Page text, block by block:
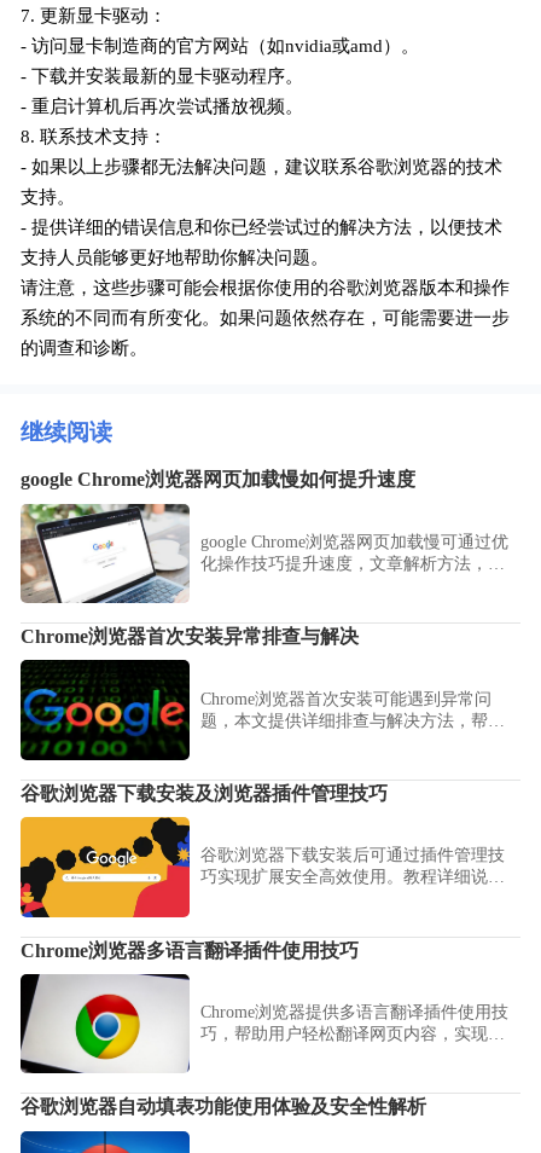
7. 更新显卡驱动：
- 访问显卡制造商的官方网站（如nvidia或amd）。
- 下载并安装最新的显卡驱动程序。
- 重启计算机后再次尝试播放视频。
8. 联系技术支持：
- 如果以上步骤都无法解决问题，建议联系谷歌浏览器的技术
支持。
- 提供详细的错误信息和你已经尝试过的解决方法，以便技术
支持人员能够更好地帮助你解决问题。
请注意，这些步骤可能会根据你使用的谷歌浏览器版本和操作
系统的不同而有所变化。如果问题依然存在，可能需要进一步
的调查和诊断。
继续阅读
google Chrome浏览器网页加载慢如何提升速度
google Chrome浏览器网页加载慢可通过优
化操作技巧提升速度，文章解析方法，帮
Chrome浏览器首次安装异常排查与解决
Chrome浏览器首次安装可能遇到异常问
题，本文提供详细排查与解决方法，帮助
谷歌浏览器下载安装及浏览器插件管理技巧
谷歌浏览器下载安装后可通过插件管理技
巧实现扩展安全高效使用。教程详细说明
验。
Chrome浏览器多语言翻译插件使用技巧
Chrome浏览器提供多语言翻译插件使用技
巧，帮助用户轻松翻译网页内容，实现跨
谷歌浏览器自动填表功能使用体验及安全性解析